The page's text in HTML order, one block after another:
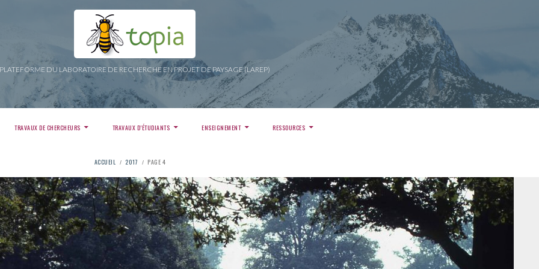
PLATEFORME DU LABORATOIRE DE RECHERCHE EN PROJET DE PAYSAGE (LAREP)
TRAVAUX DE CHERCHEURS TRAVAUX D’ÉTUDIANTS ENSEIGNEMENT RESSOURCES
ACCUEIL 2017 PAGE 4